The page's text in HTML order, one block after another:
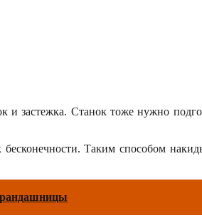
застежка. Станок тоже нужно
Таким способом